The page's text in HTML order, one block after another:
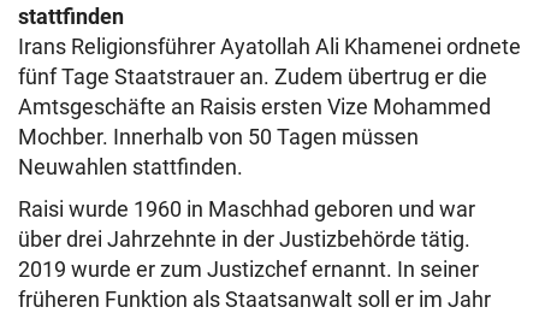
stattfinden
Irans Religionsführer Ayatollah Ali Khamenei ordnete
fünf Tage Staatstrauer an. Zudem übertrug er die
Amtsgeschäfte an Raisis ersten Vize Mohammed
Mochber. Innerhalb von 50 Tagen müssen
Neuwahlen stattfinden.
Raisi wurde 1960 in Maschhad geboren und war
über drei Jahrzehnte in der Justizbehörde tätig.
2019 wurde er zum Justizchef ernannt. In seiner
früheren Funktion als Staatsanwalt soll er im Jahr